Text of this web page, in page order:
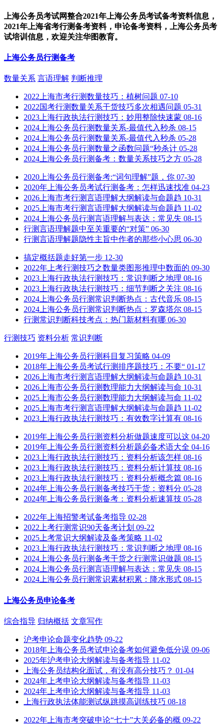
上海公务员考试网整合2021年上海公务员考试备考资料信息，
2021年上海省考行测备考资料，申论备考资料，上海公务员考
试培训信息，欢迎关注华图教育。
上海公务员行测备考
数量关系 言语理解 判断推理
2022上海市考行测数量技巧：植树问题 07-10
2022国考行测数量关系干货技巧多次相遇问题 05-31
2023上海行政执法行测技巧：妙用整除快速蒙 08-16
2024上海公务员行测数量关系-最值代入秒杀 08-15
2024上海公务员行测数量关系-最值代入秒杀 05-28
2024上海公务员行测数量之函数问题“秒杀计 05-28
2024上海公务员行测备考：数量关系技巧之方 05-28
2020上海公务员行测备考:“词句理解”题，你 07-30
2020年上海公务员考试行测备考：怎样迅速找准 04-23
2026上海市考行测言语理解大纲解读与命题趋 10-31
2025上海市考行测言语理解大纲解读与命题趋 11-02
2024上海公务员行测言语理解与表达：常见失 08-15
行测言语理解题中至关重要的“对策” 06-30
行测言语理解题隐性主旨中作者的那些小心思 06-30
搞定概括题走好第一步 12-30
2022年上考行测技巧之数量类图形推理中数面的 09-30
2023上海行政执法行测技巧：常识判断之地理 08-16
2023上海行政执法行测技巧：细节判断之关注 08-16
2024上海公务员行测常识判断热点：古代音乐 08-15
2024上海公务员行测常识判断热点：罗森塔尔 08-15
行测常识判断科技考点：热门新材料有哪 06-30
行测技巧 资料分析 常识判断
2019年上海公务员行测科目复习策略 04-09
2018年上海公务员考试行测排序题技巧：不要“ 01-17
2026上海市考行测言语理解大纲解读与命题趋 10-31
2026上海市公务员行测数理能力大纲解读与命 10-31
2025上海市公务员行测数理能力大纲解读与命 11-02
2025上海市考行测言语理解大纲解读与命题趋 11-02
2023上海行政执法行测技巧：有效数字计算有 08-16
2019年上海公务员行测资料分析做题速度可以这 04-20
2019年上海公务员行测资料分析题必备术语大全 04-16
2023上海行政执法行测技巧：资料分析该怎样 08-16
2023上海行政执法行测技巧：资料分析计算技 08-16
2023上海行政执法行测技巧：资料分析概念篇 08-16
2024年上海公务员行测备考技巧干货：资料分 05-28
2024年上海公务员行测备考：资料分析速算技 05-28
2022年上海招警考试备考指导 02-28
2022上考行测常识90天备考计划 09-22
2025上考常识大纲解读及备考策略 11-02
2023上海行政执法行测技巧：常识判断之地理 08-16
2024上海公务员行测备考干货之行测常识做题 08-15
2024上海公务员行测言语理解与表达：常见失 08-15
2024上海公务员行测常识素材积累：降水形式 08-15
上海公务员申论备考
综合指导 归纳概括 文章写作
沪考申论命题变化趋势 09-22
2018年上海公务员考试申论备考如何避免低分误 09-06
2025年沪考申论大纲解读与备考指导 11-02
上海公务员结构化面试，有没有高分技巧？ 01-04
2024年上考申论大纲解读与备考指导 11-03
2024年上考申论大纲解读与备考指导 11-03
上海行政执法体能测试纵跳摸高训练技巧 08-18
2022年上海市考突破申论“七十”大关必备的概 09-22